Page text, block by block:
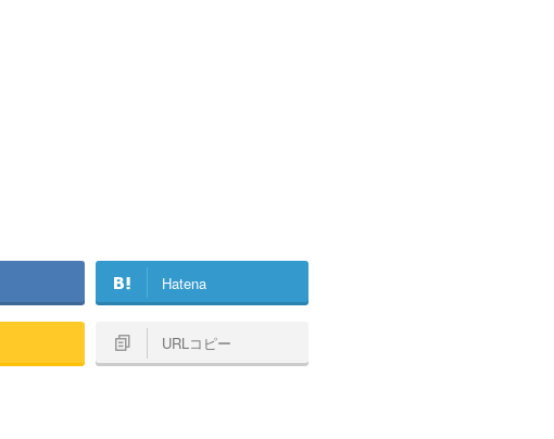
Hatena
URLコピー